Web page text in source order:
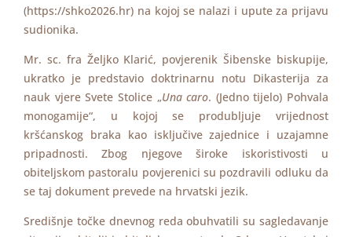
(https://shko2026.hr) na kojoj se nalazi i upute za prijavu
sudionika.
Mr. sc. fra Željko Klarić, povjerenik Šibenske biskupije,
ukratko je predstavio doktrinarnu notu Dikasterija za
nauk vjere Svete Stolice „Una caro. (Jedno tijelo) Pohvala
monogamije“, u kojoj se produbljuje vrijednost
kršćanskog braka kao isključive zajednice i uzajamne
pripadnosti. Zbog njegove široke iskoristivosti u
obiteljskom pastoralu povjerenici su pozdravili odluku da
se taj dokument prevede na hrvatski jezik.
Središnje točke dnevnog reda obuhvatili su sagledavanje